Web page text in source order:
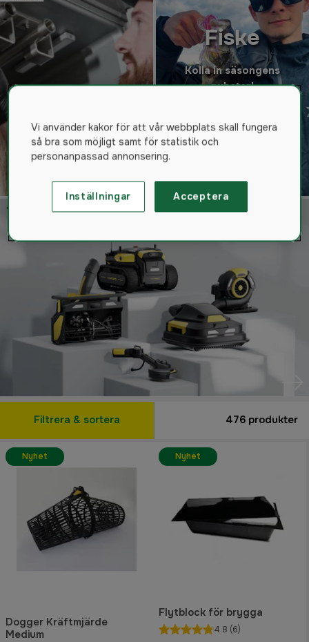
Fiske
Kolla in säsongens
nyheter!
Filtrera & sortera 476 produkter
Dogger Kräftmjärde
Medium
Nyhet
Flytblock för brygga
4.8 (6)
Nyhet
Vi använder kakor för att vår webbplats skall fungera
så bra som möjligt samt för statistik och
personanpassad annonsering.
Inställningar Acceptera